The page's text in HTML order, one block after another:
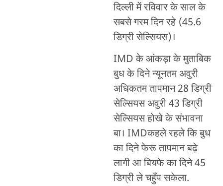
दिल्ली में रविवार के साल के
सबसे गरम दिन रहे (45.6
डिग्री सेल्सियस)।
IMD के आंकड़ा के मुताबिक
बुध के दिने न्यूनतम अवुरी
अधिकतम तापमान 28 डिग्री
सेल्सियस अवुरी 43 डिग्री
सेल्सियस होखे के संभावना
बा। IMDकहले रहले कि बुध
का दिने फेरू तापमान बढ़े
लागी आ बियफे का दिने 45
डिग्री ले चहुँप सकेला.